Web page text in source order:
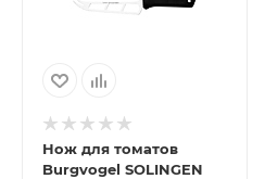
Нож для томатов
Burgvogel SOLINGEN